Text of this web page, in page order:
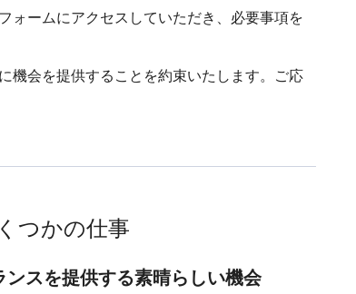
ォームにアクセスしていただき、必要事項を
機会を提供することを約束いたします。ご応
つかの仕事
スを提供する素晴らしい機会